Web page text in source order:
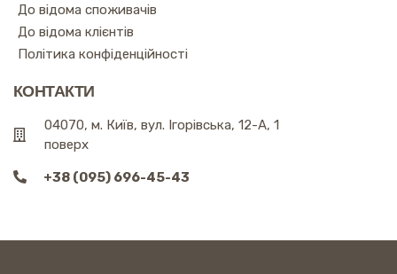
До відома споживачів
До відома клієнтів
Політика конфіденційності
КОНТАКТИ
04070, м. Київ, вул. Ігорівська, 12-А, 1
поверх
+38 (095) 696-45-43